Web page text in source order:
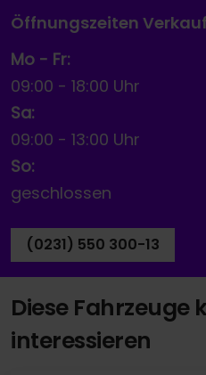
Öffnungszeiten Verkauf
Mo - Fr:
09:00 - 18:00 Uhr
Sa:
09:00 - 13:00 Uhr
So:
geschlossen
(0231) 550 300-13
Diese Fahrzeuge
interessieren